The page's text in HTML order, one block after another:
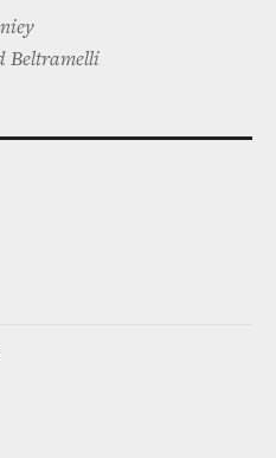
Beltramelli